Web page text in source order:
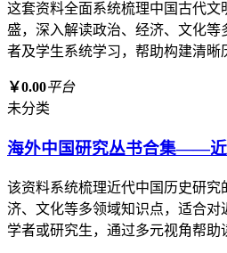
这套资料全面系统梳理中国古代文
盛，深入解读政治、经济、文化
者及学生系统学习，帮助构建清晰
￥0.00平台
未分类
海外中国研究丛书合集——近
该资料系统梳理近代中国历史研
济、文化等多领域知识点，适合对
学者或研究生，通过多元视角帮助